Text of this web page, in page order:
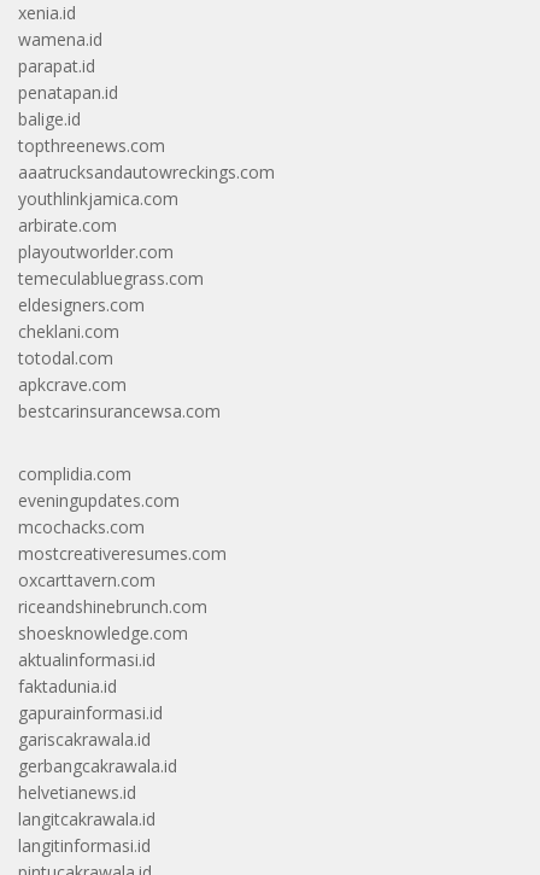
xenia.id
wamena.id
parapat.id
penatapan.id
balige.id
topthreenews.com
aaatrucksandautowreckings.com
youthlinkjamica.com
arbirate.com
playoutworlder.com
temeculabluegrass.com
eldesigners.com
cheklani.com
totodal.com
apkcrave.com
bestcarinsurancewsa.com
complidia.com
eveningupdates.com
mcochacks.com
mostcreativeresumes.com
oxcarttavern.com
riceandshinebrunch.com
shoesknowledge.com
aktualinformasi.id
faktadunia.id
gapurainformasi.id
gariscakrawala.id
gerbangcakrawala.id
helvetianews.id
langitcakrawala.id
langitinformasi.id